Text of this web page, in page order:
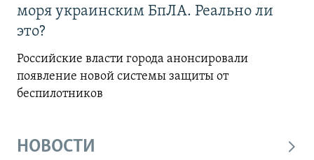
моря украинским БпЛА. Реально ли
это?
Российские власти города анонсировали
появление новой системы защиты от
беспилотников
НОВОСТИ